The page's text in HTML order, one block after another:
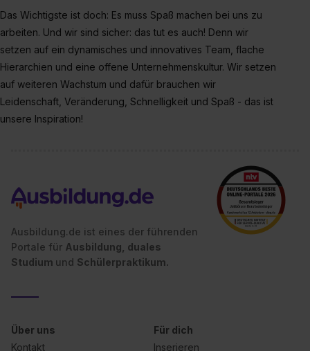
Das Wichtigste ist doch: Es muss Spaß machen bei uns zu
arbeiten. Und wir sind sicher: das tut es auch! Denn wir
setzen auf ein dynamisches und innovatives Team, flache
Hierarchien und eine offene Unternehmenskultur. Wir setzen
auf weiteren Wachstum und dafür brauchen wir
Leidenschaft, Veränderung, Schnelligkeit und Spaß - das ist
unsere Inspiration!
Ausbildung.de ist eines der führenden
Portale für Ausbildung, duales
Studium und Schülerpraktikum.
Über uns
Kontakt
Für dich
Inserieren